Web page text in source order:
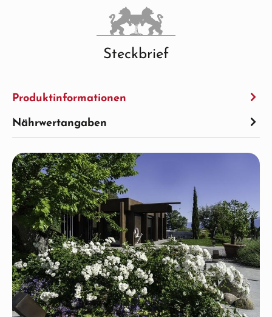
Steckbrief
Produktinformationen
Nährwertangaben